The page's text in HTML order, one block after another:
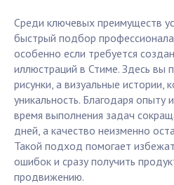
Среди ключевых преимуществ
быстрый подбор
особенно если требуется
иллюстраций в Стиме. Здесь вы
рисунки, а визуальные
уникальность. Благодаря опыту
время выполнения задач
дней, а качество неизменно
Такой подход помогает
ошибок и сразу получить
продвижению.